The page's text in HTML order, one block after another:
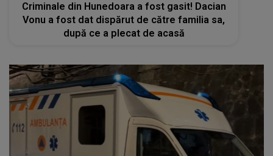
Criminale din Hunedoara a fost gasit! Dacian
Vonu a fost dat dispărut de către familia sa,
după ce a plecat de acasă